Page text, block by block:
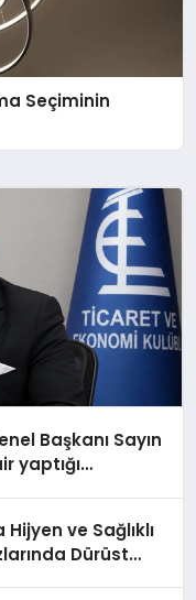
Seçiminin
Başkanı Sayın
yaptığı
ve Sağlıklı
Dürüst